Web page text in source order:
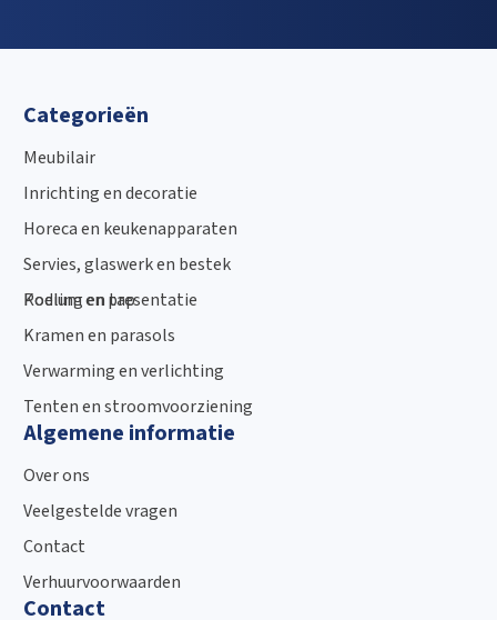
Categorieën
Meubilair
Inrichting en decoratie
Horeca en keukenapparaten
Servies, glaswerk en bestek
Koeling en tap
Podium en presentatie
Kramen en parasols
Verwarming en verlichting
Tenten en stroomvoorziening
Algemene informatie
Over ons
Veelgestelde vragen
Contact
Verhuurvoorwaarden
Contact